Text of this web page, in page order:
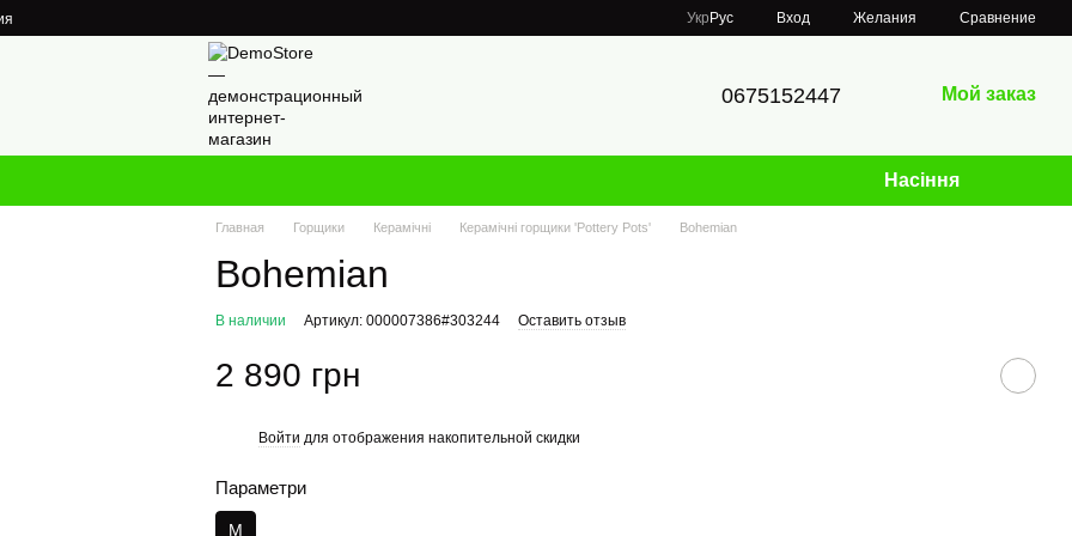
Укр Рус Вход Желания Сравнение
0675152447 Мой заказ
Насіння
Главная Горщики Керамічні Керамічні горщики 'Pottery Pots' Bohemian
Bohemian
В наличии Артикул: 000007386#303244 Оставить отзыв
2 890 грн
Войти для отображения накопительной скидки
Параметри
M